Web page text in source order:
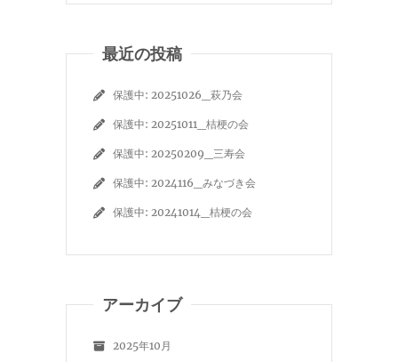
最近の投稿
保護中: 20251026_萩乃会
保護中: 20251011_桔梗の会
保護中: 20250209_三寿会
保護中: 2024116_みなづき会
保護中: 20241014_桔梗の会
アーカイブ
2025年10月